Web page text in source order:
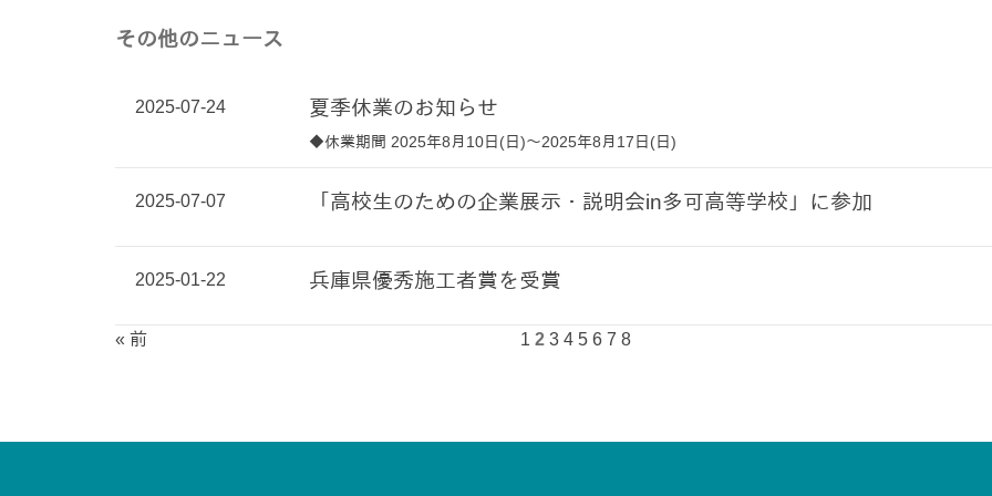
その他のニュース
2025-07-24 夏季休業のお知らせ
◆休業期間 2025年8月10日(日)～2025年8月17日(日)
2025-07-07 「高校生のための企業展示・説明会in多可高等学校」に参加
2025-01-22 兵庫県優秀施工者賞を受賞
« 前 1 2 3 4 5 6 7 8